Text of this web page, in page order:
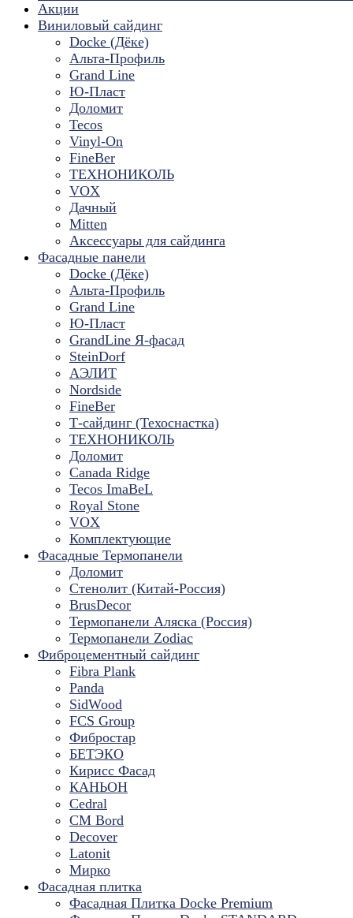
Акции
Виниловый сайдинг
Docke (Дёке)
Альта-Профиль
Grand Line
Ю-Пласт
Доломит
Tecos
Vinyl-On
FineBer
ТЕХНОНИКОЛЬ
VOX
Дачный
Mitten
Аксессуары для сайдинга
Фасадные панели
Docke (Дёке)
Альта-Профиль
Grand Line
Ю-Пласт
GrandLine Я-фасад
SteinDorf
АЭЛИТ
Nordside
FineBer
Т-сайдинг (Техоснастка)
ТЕХНОНИКОЛЬ
Доломит
Canada Ridge
Tecos ImaBeL
Royal Stone
VOX
Комплектующие
Фасадные Термопанели
Доломит
Стенолит (Китай-Россия)
BrusDecor
Термопанели Аляска (Россия)
Термопанели Zodiac
Фиброцементный сайдинг
Fibra Plank
Panda
SidWood
FCS Group
Фибростар
БЕТЭКО
Кирисс Фасад
КАНЬОН
Cedral
CM Bord
Decover
Latonit
Мирко
Фасадная плитка
Фасадная Плитка Docke Premium